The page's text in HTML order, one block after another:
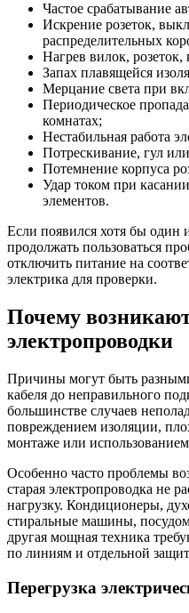
Частое срабатывание
Искрение розеток,
распределительных
Нагрев вилок, розеток,
Запах плавящейся
Мерцание света при
Периодическое
комнатах;
Нестабильная работа
Потрескивание, гул
Потемнение корпуса
Удар током при
элементов.
Если появился хотя бы один
продолжать пользоваться
отключить питание на
электрика для проверки.
Почему
электропроводки
Причины могут быть
кабеля до неправильного
большинстве случаев
повреждением изоляции,
монтаже или
Особенно часто проблемы
старая электропроводка не
нагрузку. Кондиционеры,
стиральные машины,
другая мощная техника
по линиям и отдельной
Перегрузка